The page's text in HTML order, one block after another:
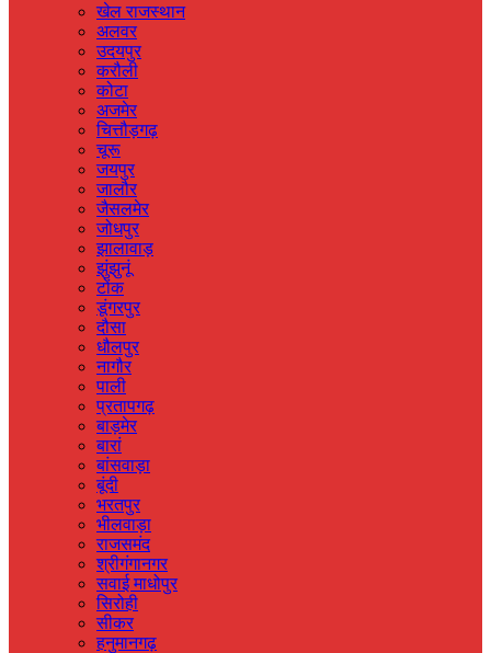
खेल राजस्‍थान
अलवर
उदयपुर
करौली
कोटा
अजमेर
चित्तौड़गढ़
चूरू
जयपुर
जालौर
जैसलमेर
जोधपुर
झालावाड़
झुंझुनूं
टोंक
डूंगरपुर
दौसा
धौलपुर
नागौर
पाली
प्रतापगढ़
बाड़मेर
बारां
बांसवाड़ा
बूंदी
भरतपुर
भीलवाड़ा
राजसमंद
श्रीगंगानगर
सवाई माधोपुर
सिरोही
सीकर
हनुमानगढ़